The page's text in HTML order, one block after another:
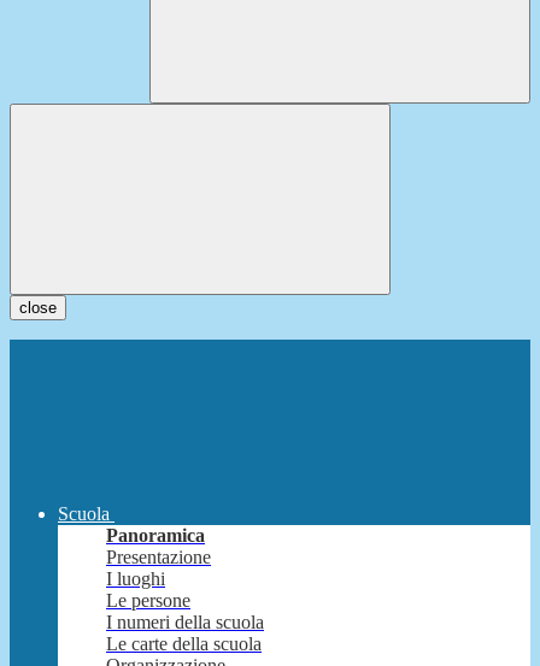
close
Scuola
Panoramica
Presentazione
I luoghi
Le persone
I numeri della scuola
Le carte della scuola